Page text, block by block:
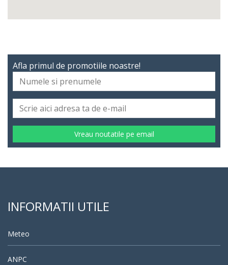
Afla primul de promotiile noastre!
Vreau noutatile pe email
INFORMATII UTILE
Meteo
ANPC